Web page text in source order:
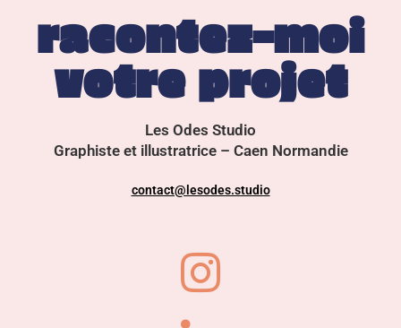
racontez-moi
votre projet
Les Odes Studio
Graphiste et illustratrice – Caen Normandie
contact@lesodes.studio